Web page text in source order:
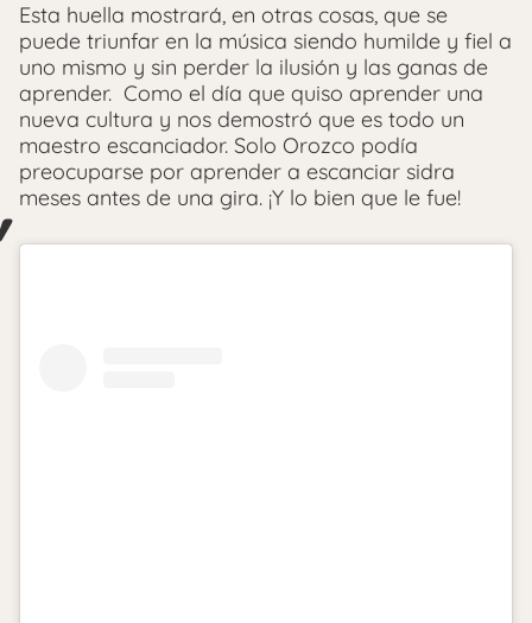
Esta huella mostrará, en otras cosas, que se
puede triunfar en la música siendo humilde y fiel a
uno mismo y sin perder la ilusión y las ganas de
aprender. Como el día que quiso aprender una
nueva cultura y nos demostró que es todo un
maestro escanciador. Solo Orozco podía
preocuparse por aprender a escanciar sidra
meses antes de una gira. ¡Y lo bien que le fue!